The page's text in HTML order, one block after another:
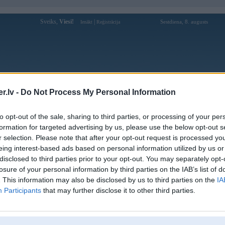
- Do Not Process My Personal Information
opt-out of the sale, sharing to third parties, or processing of your
for targeted advertising by us, please use the below opt-out
selection. Please note that after your opt-out request is processed
interest-based ads based on personal information utilized by us
to third parties prior to your opt-out. You may separately
of your personal information by third parties on the IAB’s list of
This information may also be disclosed by us to third parties on the
Participants that may further disclose it to other third parties.
Sveiks, Viesi! Ienākt Reģistrācija Sestdiena, 8. augusts
Forums Galerijas Reģistrācija Lietotāji
Lietotāja s8tvsocial profils
Lietotājvārds:
s8tvsocial
Ziņojumi forumā:
0
Pēdējie ziņojumi forumā